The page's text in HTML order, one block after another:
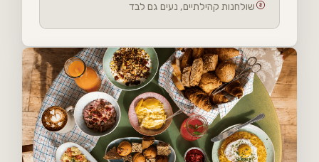
שולחנות קהילתיים, נעים גם לבד